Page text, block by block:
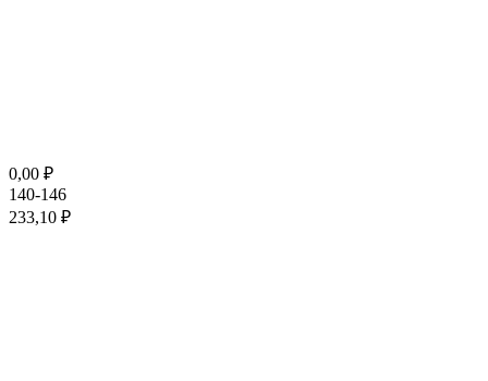
0,00 ₽
140-146
233,10 ₽